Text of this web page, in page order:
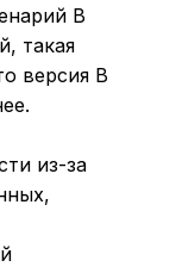
B
такая
версия B
из-за